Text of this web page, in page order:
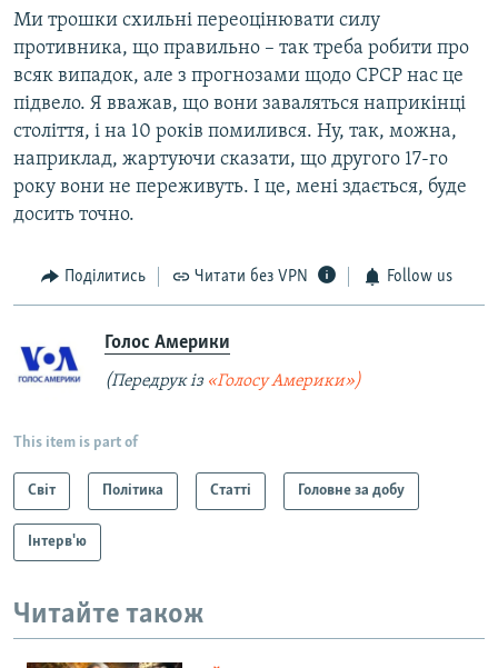
Ми трошки схильні переоцінювати силу
противника, що правильно – так треба робити про
всяк випадок, але з прогнозами щодо СРСР нас це
підвело. Я вважав, що вони заваляться наприкінці
століття, і на 10 років помилився. Ну, так, можна,
наприклад, жартуючи сказати, що другого 17-го
року вони не переживуть. І це, мені здається, буде
досить точно.
Поділитись Читати без VPN Follow us
Голос Америки
(Передрук із «Голосу Америки»)
This item is part of
Світ Політика Статті Головне за добу
Інтерв'ю
Читайте також